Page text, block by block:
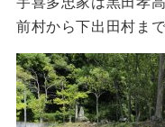
前村から下出田村ま